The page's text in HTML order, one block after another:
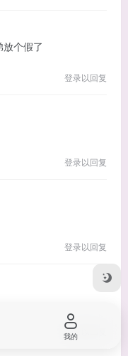
个假了
登录以回复
登录以回复
登录以回复
登录以回复
我的